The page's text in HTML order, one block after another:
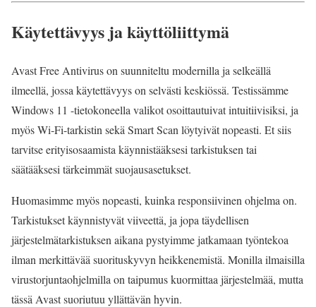
Käytettävyys ja käyttöliittymä
Avast Free Antivirus on suunniteltu modernilla ja selkeällä
ilmeellä, jossa käytettävyys on selvästi keskiössä. Testissämme
Windows 11 -tietokoneella valikot osoittautuivat intuitiivisiksi, ja
myös Wi‑Fi-tarkistin sekä Smart Scan löytyivät nopeasti. Et siis
tarvitse erityisosaamista käynnistääksesi tarkistuksen tai
säätääksesi tärkeimmät suojausasetukset.
Huomasimme myös nopeasti, kuinka responsiivinen ohjelma on.
Tarkistukset käynnistyvät viiveettä, ja jopa täydellisen
järjestelmätarkistuksen aikana pystyimme jatkamaan työntekoa
ilman merkittävää suorituskyvyn heikkenemistä. Monilla ilmaisilla
virustorjuntaohjelmilla on taipumus kuormittaa järjestelmää, mutta
tässä Avast suoriutuu yllättävän hyvin.